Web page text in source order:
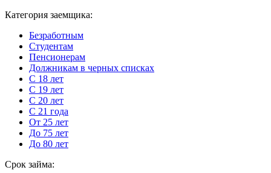
Категория заемщика:
Безработным
Студентам
Пенсионерам
Должникам в черных списках
С 18 лет
С 19 лет
С 20 лет
С 21 года
От 25 лет
До 75 лет
До 80 лет
Срок займа: